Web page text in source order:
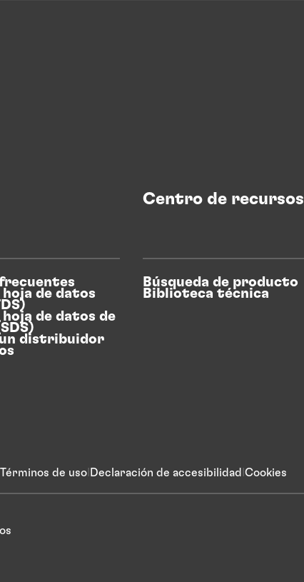
hoja de datos
hoja de datos de
distribuidor
Centro de recursos
Búsqueda de producto
Biblioteca técnica
Términos de uso Declaración de accesibilidad Cookies